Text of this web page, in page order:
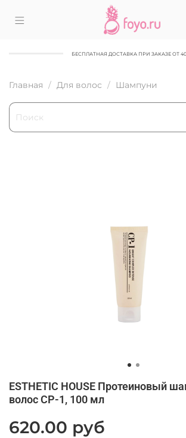
БЕСПЛАТНАЯ ДОСТАВКА ПРИ ЗАКАЗЕ ОТ
Главная Для волос Шампуни
ESTHETIC HOUSE Протеиновый
волос CP-1, 100 мл
620.00 руб